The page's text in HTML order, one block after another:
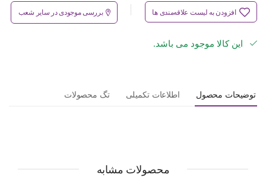
افزودن به لیست علاقه‌مندی ها بررسی موجودی در سایر شعب
این کالا موجود می باشد.
توضیحات محصول اطلاعات تکمیلی تگ محصولات
محصولات مشابه